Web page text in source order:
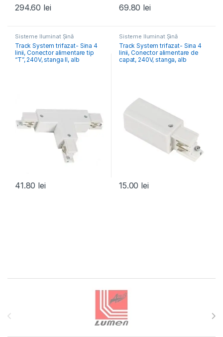
294.60 lei 69.80 lei
Sisteme Iluminat Șină
Track System trifazat- Sina 4
linii, Conector alimentare tip
“T”, 240V, stanga II, alb
41.80 lei
Sisteme Iluminat Șină
Track System trifazat- Sina 4
linii, Conector alimentare de
capat, 240V, stanga, alb
15.00 lei